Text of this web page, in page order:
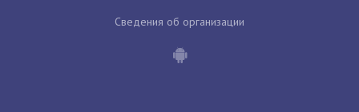
Сведения об организации